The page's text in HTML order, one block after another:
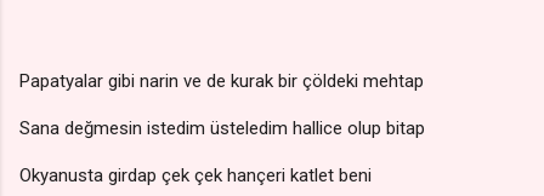
Papatyalar gibi narin ve de kurak bir çöldeki mehtap
Sana değmesin istedim üsteledim hallice olup bitap
Okyanusta girdap çek çek hançeri katlet beni